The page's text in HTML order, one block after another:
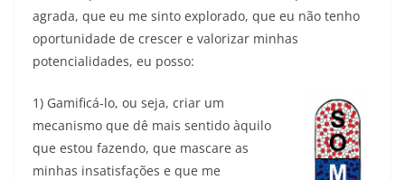
agrada, que eu me sinto explorado, que eu não tenho
oportunidade de crescer e valorizar minhas
potencialidades, eu posso:
1) Gamificá-lo, ou seja, criar um
mecanismo que dê mais sentido àquilo
que estou fazendo, que mascare as
minhas insatisfações e que me